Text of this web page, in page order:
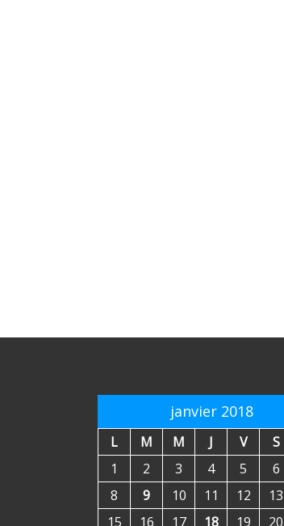
janvier 2018
L M M J V S
1
2 3 4 5 6
8
9 10 11 12 13
15
16 17 18 19 20